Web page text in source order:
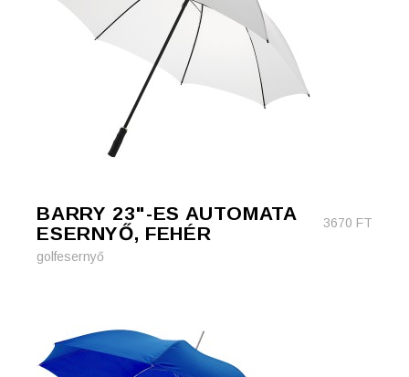
BARRY 23"-ES AUTOMATA
ESERNYŐ, FEHÉR
3670 FT
golfesernyő